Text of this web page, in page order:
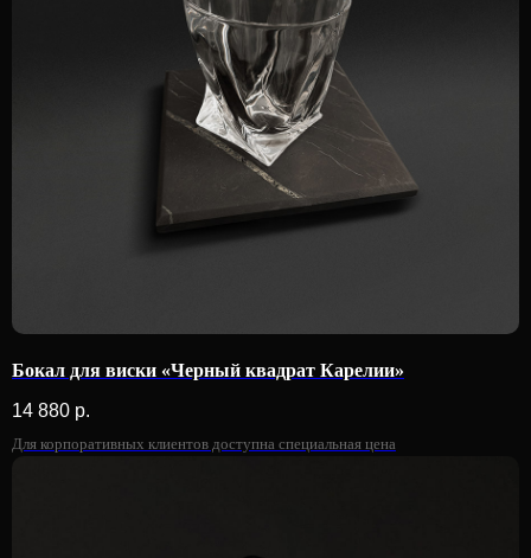
Бокал для виски «Черный квадрат Карелии»
14 880 р.
Для корпоративных клиентов доступна специальная цена
Аксессуары для
Искусство не просто украшает, оно меняет
восприятие мира. В INCRUA мы делаем
искусство частью каждого дня, пробуждая